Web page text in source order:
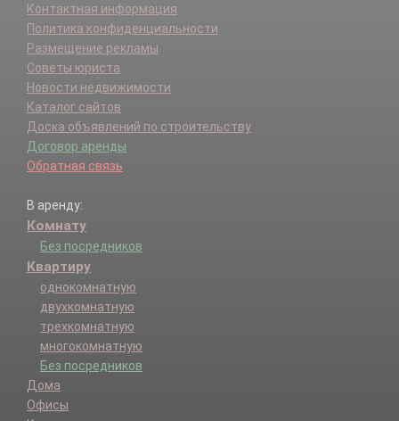
Контактная информация
Политика конфиденциальности
Размещение рекламы
Советы юриста
Новости недвижимости
Каталог сайтов
Доска объявлений по строительству
Договор аренды
Обратная связь
В аренду:
Комнату
Без посредников
Квартиру
однокомнатную
двухкомнатную
трехкомнатную
многокомнатную
Без посредников
Дома
Офисы